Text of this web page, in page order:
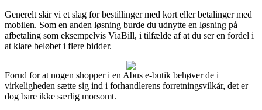
Generelt slår vi et slag for bestillinger med kort eller betalinger med
mobilen. Som en anden løsning burde du udnytte en løsning på
afbetaling som eksempelvis ViaBill, i tilfælde af at du ser en fordel i
at klare beløbet i flere bidder.
Forud for at nogen shopper i en Abus e-butik behøver de i
virkeligheden sætte sig ind i forhandlerens forretningsvilkår, det er
dog bare ikke særlig morsomt.